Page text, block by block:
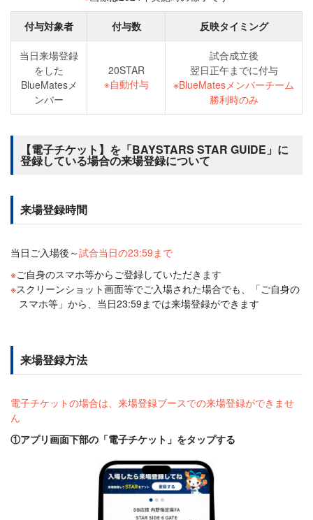
付与対象者 付与数 反映タイミング
当日来場登録
をした
BlueMatesメ
ンバー
20STAR
※自動付与
試合成立後
翌日正午までに付与
※BlueMatesメンバーチーム
勝利時のみ
【電子チケット】を「BAYSTARS STAR GUIDE」に
登録している場合の来場登録について
来場登録時間
当日ご入場後～試合当日の23:59まで
ご自身のスマホ等からご登録していただきます
スクリーンショット画面等でご入場された場合でも、「ご自身の
スマホ等」から、当日23:59までは来場登録ができます
来場登録方法
電子チケットの場合は、来場登録ブースでの来場登録ができませ
ん
①アプリ画面下部の「電子チケット」をタップする